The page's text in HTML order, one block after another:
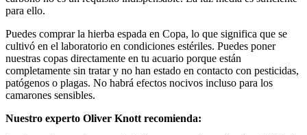
para ello.
Puedes comprar la hierba espada en Copa, lo que significa que se
cultivó en el laboratorio en condiciones estériles. Puedes poner
nuestras copas directamente en tu acuario porque están
completamente sin tratar y no han estado en contacto con pesticidas,
patógenos o plagas. No habrá efectos nocivos incluso para los
camarones sensibles.
Nuestro experto Oliver Knott recomienda: